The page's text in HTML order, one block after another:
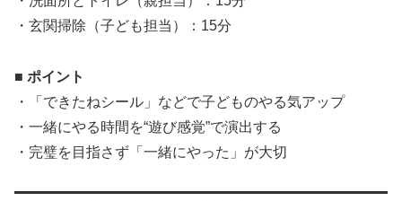
・玄関掃除（子ども担当）：15分
■ ポイント
・「できたねシール」などで子どものやる気アップ
・一緒にやる時間を“遊び感覚”で演出する
・完璧を目指さず「一緒にやった」が大切